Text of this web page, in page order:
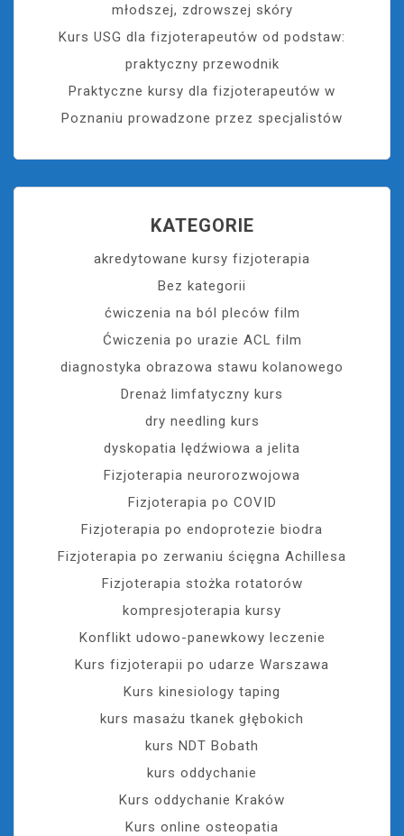
młodszej, zdrowszej skóry
Kurs USG dla fizjoterapeutów od podstaw:
praktyczny przewodnik
Praktyczne kursy dla fizjoterapeutów w
Poznaniu prowadzone przez specjalistów
KATEGORIE
akredytowane kursy fizjoterapia
Bez kategorii
ćwiczenia na ból pleców film
Ćwiczenia po urazie ACL film
diagnostyka obrazowa stawu kolanowego
Drenaż limfatyczny kurs
dry needling kurs
dyskopatia lędźwiowa a jelita
Fizjoterapia neurorozwojowa
Fizjoterapia po COVID
Fizjoterapia po endoprotezie biodra
Fizjoterapia po zerwaniu ścięgna Achillesa
Fizjoterapia stożka rotatorów
kompresjoterapia kursy
Konflikt udowo-panewkowy leczenie
Kurs fizjoterapii po udarze Warszawa
Kurs kinesiology taping
kurs masażu tkanek głębokich
kurs NDT Bobath
kurs oddychanie
Kurs oddychanie Kraków
Kurs online osteopatia